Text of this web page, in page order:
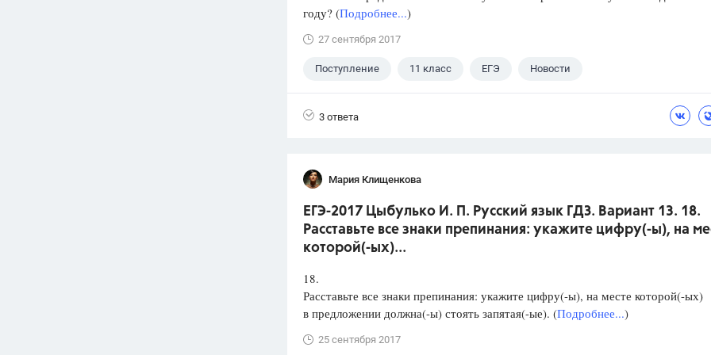
году? (Подробнее...)
27 сентября 2017
Поступление 11 класс ЕГЭ Новости
3 ответа
Мария Клищенкова
ЕГЭ-2017 Цыбулько И. П. Русский язык ГДЗ. Вариант 13. 18.
Расставьте все знаки препинания: укажите цифру(-ы), на
которой(-ых)...
18.
Расставьте все знаки препинания: укажите цифру(-ы), на месте которой(-ых)
в предложении должна(-ы) стоять запятая(-ые). (Подробнее...)
25 сентября 2017